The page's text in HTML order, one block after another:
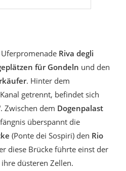
Riva degli
für Gondeln und den
. Hinter dem
getrennt, befindet sich
Zwischen dem Dogenpalast
überspannt die
(Ponte dei Sospiri) den Rio
diese Brücke führte einst der
düsteren Zellen.